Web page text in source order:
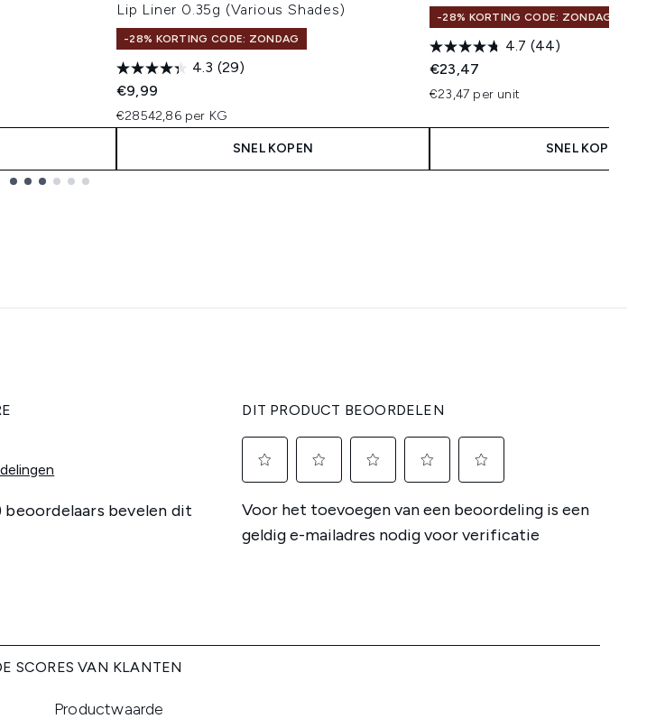
Lip Liner 0.35g (Various Shades)
-28% KORTING CODE: ZONDAG
4.3 (29)
€9,99
€28542,86 per KG
SNEL KOPEN
-28% KORTING CODE: ZONDAG
4.7 (44)
€23,47
€23,47 per unit
SNEL KOPEN